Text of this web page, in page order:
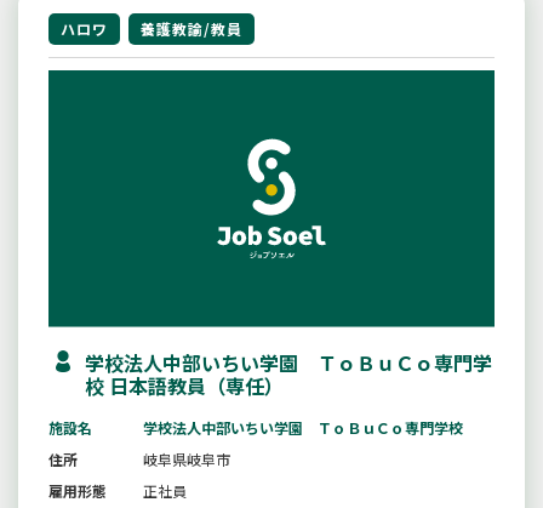
ハロワ 養護教諭/教員
学校法人中部いちい学園 ＴｏＢｕＣｏ専門学
校 日本語教員（専任）
施設名
学校法人中部いちい学園 ＴｏＢｕＣｏ専門学校
住所
岐阜県岐阜市
雇用形態
正社員